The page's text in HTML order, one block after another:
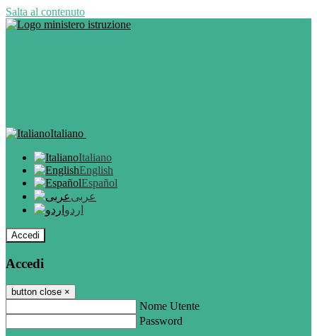
Salta al contenuto
Italiano
Italiano
English
Español
عربى
اردو
Accedi
Accedi
button close ×
Nome Utente
Password